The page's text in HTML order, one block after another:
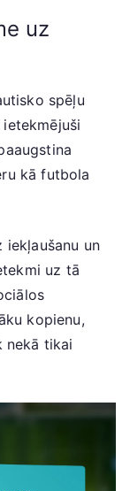
uz
spēļu
kā futbola
iekļaušanu un
uz tā
kopienu,
nekā tikai